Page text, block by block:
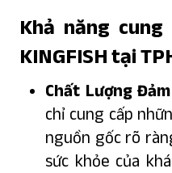
Khả năng cung
KINGFISH tại
Chất Lượng
chỉ cung cấp
nguồn gốc rõ
sức khỏe của